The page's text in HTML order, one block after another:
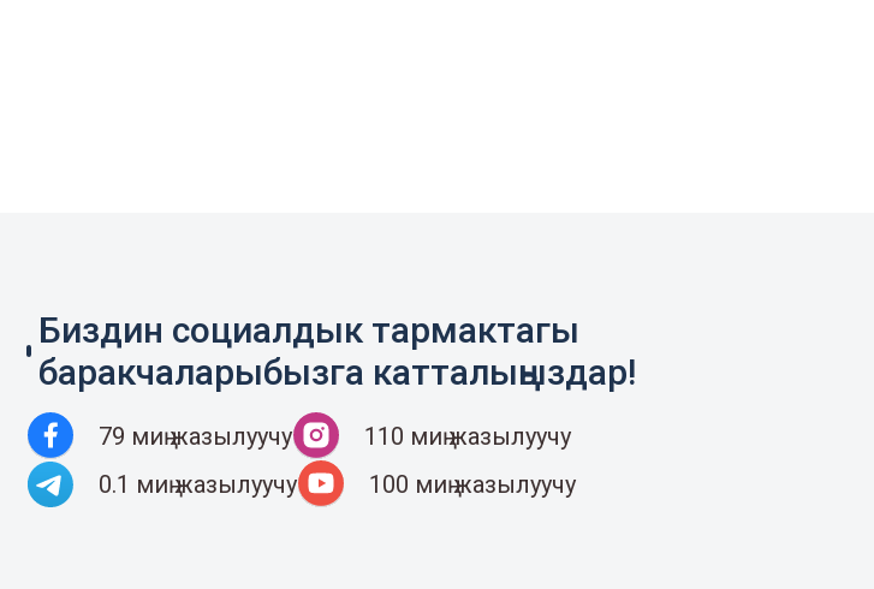
Биздин социалдык тармактагы
баракчаларыбызга катталыңыздар!
79 миң жазылуучу
110 миң жазылуучу
0.1 миң жазылуучу
100 миң жазылуучу